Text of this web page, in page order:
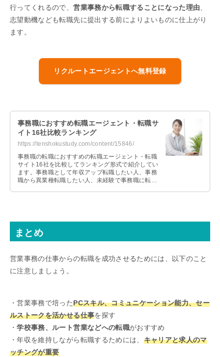
行ってくれるので、営業事務から転職することになった理由
志望動機なども転職先に提出する前によりよいものに仕上がり
ます。
リクルートエージェントへ無料登録
事務職におすすめ転職エージェント・転職サ
イト16社比較ランキング
https://tenshokustudy.com/content/15846/
事務職の転職におすすめの転職エージェント・転職
サイト16社を比較してランキング形式で紹介してい
ます。事務職として年収アップ転職したい人、事務
職から異業種転職したい人、未経験で事務職に転職
まとめ
営業事務の仕事からの転職を成功させるためには、以下のこと
に注意しましょう。
・営業事務で培ったPCスキル、コミュニケーション能力、セー
ルストークを活かせる仕事を探す
・学校事務、ルート営業などへの転職がおすすめ
・年収を維持しながら転職するためには、 キャリアと求人のマ
ッチングが重要